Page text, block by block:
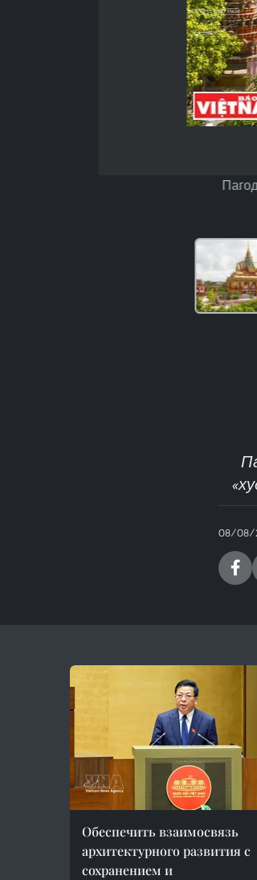
08/08/
Обеспечить взаимосвязь
архитектурного развития с
сохранением и